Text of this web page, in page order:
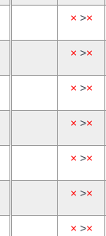
× >×
× >×
× >×
× >×
× >×
× >×
× >×